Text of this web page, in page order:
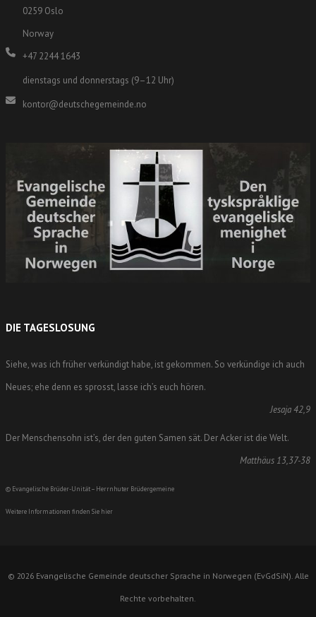
0259 Oslo
Norway
+47 2244 1643
dienstags und donnerstags (9–12 Uhr)
kontor@deutschegemeinde.no
DIE TAGESLOSUNG
Siehe, was ich früher verkündigt habe, ist gekommen. So verkündige ich auch
Neues; ehe denn es sprosst, lasse ich’s euch hören.
Jesaja 42,9
Der Menschensohn ist’s, der den guten Samen sät. Der Acker ist die Welt.
Matthäus 13,37-38
© Evangelische Brüder-Unität – Herrnhuter Brüdergemeine
Weitere Informationen finden Sie hier
© 2026 Evangelische Gemeinde deutscher Sprache in Norwegen (EvGdSiN). Alle
Rechte vorbehalten.